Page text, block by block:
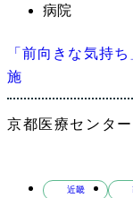
「前向きな気持
施
病院
京都医療センター
近畿